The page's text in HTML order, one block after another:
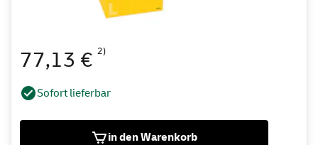
77,13 € 2)
Sofort lieferbar
in den Warenkorb